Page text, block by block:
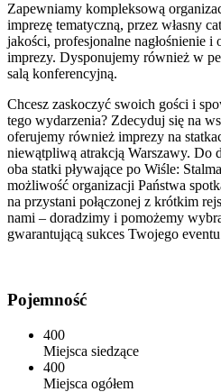
Zapewniamy kompleksową
imprezę tematyczną, przez własny
jakości, profesjonalne nagłośnienie i
imprezy. Dysponujemy również w
salą konferencyjną.
Chcesz zaskoczyć swoich gości i
tego wydarzenia? Zdecyduj się na
oferujemy również imprezy na
niewątpliwą atrakcją Warszawy. Do
oba statki pływające po Wiśle:
możliwość organizacji Państwa
na przystani połączonej z krótkim
nami – doradzimy i pomożemy
gwarantującą sukces Twojego
Pojemność
400
Miejsca siedzące
400
Miejsca ogółem